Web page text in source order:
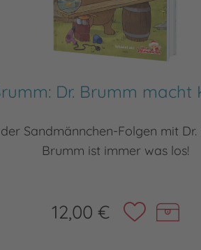
Dr. Brumm macht
Sandmännchen-Folgen mit Dr.
Brumm ist immer was los!
12,00 €